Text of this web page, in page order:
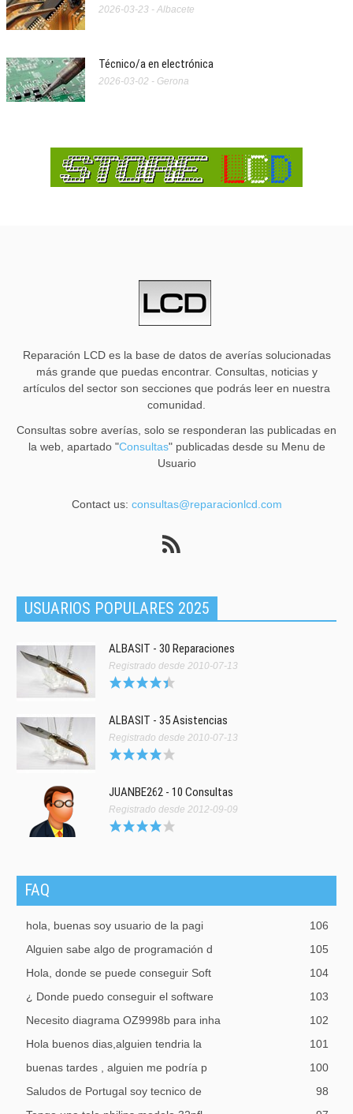
2026-03-23 - Albacete
Técnico/a en electrónica
2026-03-02 - Gerona
Reparación LCD es la base de datos de averías solucionadas
más grande que puedas encontrar. Consultas, noticias y
artículos del sector son secciones que podrás leer en nuestra
comunidad.
Consultas sobre averías, solo se responderan las publicadas en
la web, apartado "Consultas" publicadas desde su Menu de
Usuario
Contact us: consultas@reparacionlcd.com
USUARIOS POPULARES 2025
ALBASIT - 30 Reparaciones
Registrado desde 2010-07-13
ALBASIT - 35 Asistencias
Registrado desde 2010-07-13
JUANBE262 - 10 Consultas
Registrado desde 2012-09-09
FAQ
hola, buenas soy usuario de la pagi
106
Alguien sabe algo de programación d
105
Hola, donde se puede conseguir Soft
104
¿ Donde puedo conseguir el software
103
Necesito diagrama OZ9998b para inha
102
Hola buenos dias,alguien tendria la
101
buenas tardes , alguien me podría p
100
Saludos de Portugal soy tecnico de
98